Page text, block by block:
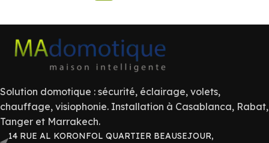
Solution domotique : sécurité, éclairage, volets,
chauffage, visiophonie. Installation à Casablanca, Rabat,
Tanger et Marrakech.
14 RUE AL KORONFOL QUARTIER BEAUSEJOUR,